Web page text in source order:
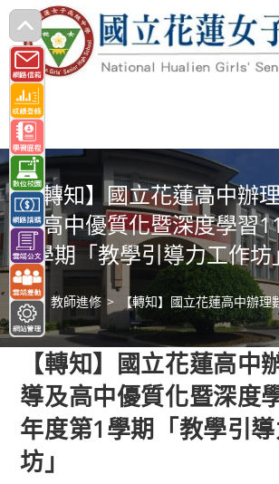
跳
轉
至
主
要
內
容 【轉知】國立花蓮高中辦
及高中優質化暨深度學習
1學期「教學引導力工作坊
> 教師進修 > 【轉知】國立花蓮高中辦
【轉知】國立花蓮高中
導及高中優質化暨深度
年度第1學期「教學引
坊」